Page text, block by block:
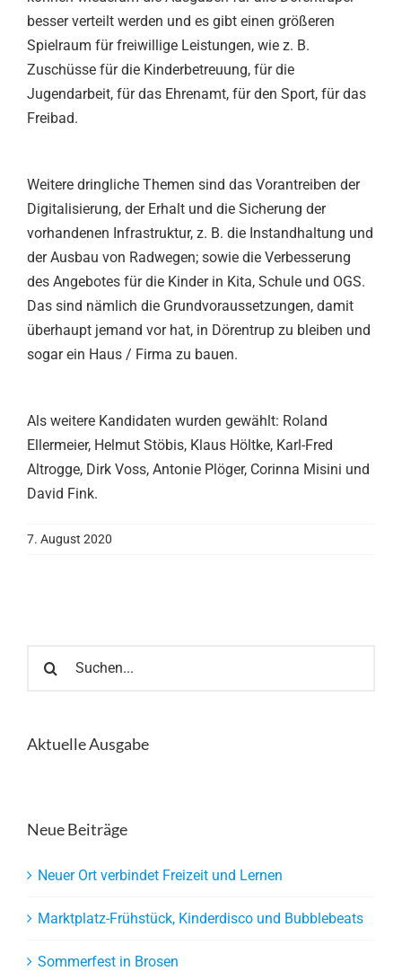
besser verteilt werden und es gibt einen größeren
Spielraum für freiwillige Leistungen, wie z. B.
Zuschüsse für die Kinderbetreuung, für die
Jugendarbeit, für das Ehrenamt, für den Sport, für das
Freibad.
Weitere dringliche Themen sind das Vorantreiben der
Digitalisierung, der Erhalt und die Sicherung der
vorhandenen Infrastruktur, z. B. die Instandhaltung und
der Ausbau von Radwegen; sowie die Verbesserung
des Angebotes für die Kinder in Kita, Schule und OGS.
Das sind nämlich die Grundvoraussetzungen, damit
überhaupt jemand vor hat, in Dörentrup zu bleiben und
sogar ein Haus / Firma zu bauen.
Als weitere Kandidaten wurden gewählt: Roland
Ellermeier, Helmut Stöbis, Klaus Höltke, Karl-Fred
Altrogge, Dirk Voss, Antonie Plöger, Corinna Misini und
David Fink.
7. August 2020
nach:
Aktuelle Ausgabe
Neue Beiträge
Neuer Ort verbindet Freizeit und Lernen
Marktplatz-Frühstück, Kinderdisco und Bubblebeats
Sommerfest in Brosen